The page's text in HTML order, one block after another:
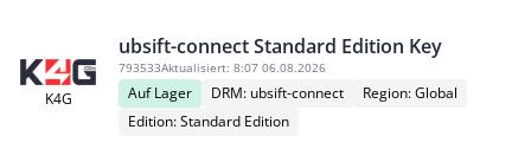
K4G
ubsift-connect Standard Edition Key
793533Aktualisiert: 8:07 06.08.2026
Auf Lager DRM: ubsift-connect
Region: Global
Edition: Standard Edition